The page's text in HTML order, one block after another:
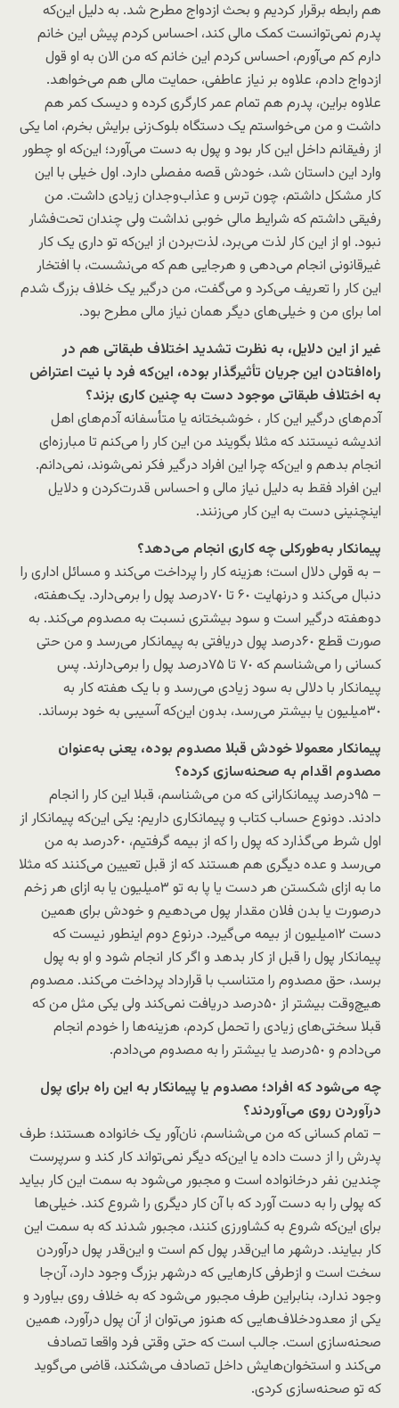
هم رابطه برقرار کردیم و بحث ازدواج مطرح شد. به ‌دلیل این‌که
پدرم نمی‌توانست کمک مالی کند، احساس کردم پیش این خانم
دارم کم‌ می‌آورم، احساس کردم این خانم که من الان به او قول
ازدواج دادم، علاوه بر نیاز عاطفی، حمایت مالی هم می‌خواهد.
علاوه ‌براین، پدرم هم تمام عمر کارگری کرده و دیسک کمر هم
داشت و من می‌خواستم یک دستگاه بلوک‌زنی برایش بخرم، اما یکی
از رفیقانم داخل این کار بود و پول به دست می‌آورد؛ این‌که او چطور
وارد این داستان شد، خودش قصه مفصلی دارد. اول خیلی با این
کار مشکل داشتم، چون ترس و عذاب‌وجدان زیادی داشت. من
رفیقی داشتم که شرایط مالی خوبی نداشت ولی چندان تحت‌فشار
نبود. او از این کار لذت می‌برد، لذت‌بردن از این‌که تو داری یک کار
غیرقانونی انجام می‌دهی و هرجایی هم که می‌نشست، با افتخار
این کار را تعریف می‌کرد و می‌گفت، من درگیر یک خلاف بزرگ شدم
اما برای من و خیلی‌های دیگر همان نیاز مالی مطرح بود.
غیر از این دلایل، به‌ نظرت تشدید اختلاف طبقاتی هم در
راه‌افتادن این جریان تأثیرگذار بوده، این‌که فرد با نیت اعتراض
به اختلاف طبقاتی موجود دست به چنین کاری بزند؟
آدم‌های درگیر این کار ، خوشبختانه یا متأسفانه آدم‌های اهل
اندیشه نیستند که مثلا بگویند من این کار را می‌کنم تا مبارزه‌ای
انجام بدهم و این‌که چرا این افراد درگیر فکر نمی‌شوند، نمی‌دانم.
این افراد فقط به دلیل نیاز مالی و احساس قدرت‌کردن و دلایل
اینچنینی دست به این کار می‌زنند.
پیمانکار به‌طورکلی چه کاری انجام می‌دهد؟
– به ‌قولی دلال است؛ هزینه کار را پرداخت می‌کند و مسائل اداری را
دنبال می‌کند و درنهایت ۶٠ تا ٧٠‌درصد پول را برمی‌دارد. یک‌هفته،
دوهفته درگیر است و سود بیشتری نسبت به مصدوم می‌کند. به
صورت قطع ۶٠درصد پول دریافتی به پیمانکار می‌رسد و من حتی
کسانی را می‌شناسم که ٧٠ تا ٧۵‌درصد پول را برمی‌دارند. پس
پیمانکار با دلالی به سود زیادی می‌رسد و با یک هفته کار به
٣٠‌میلیون یا بیشتر می‌رسد، بدون این‌که آسیبی به خود برساند.
پیمانکار معمولا خودش قبلا مصدوم بوده، یعنی به‌عنوان
مصدوم اقدام به صحنه‌سازی کرده؟
– ٩۵‌درصد پیمانکارانی که من می‌شناسم، قبلا این کار را انجام
دادند. دونوع حساب کتاب و پیمانکاری داریم: یکی این‌که پیمانکار از
اول شرط می‌گذارد که پول را که از بیمه گرفتیم، ۶٠درصد به من
می‌رسد و عده دیگری هم هستند که از قبل تعیین می‌کنند که مثلا
ما به ‌ازای شکستن هر دست یا پا به تو ٣میلیون یا به ازای هر زخم
درصورت یا بدن فلان مقدار پول می‌دهیم و خودش برای همین
دست ١٢‌میلیون از بیمه می‌گیرد. درنوع دوم اینطور نیست که
پیمانکار پول را قبل از کار بدهد و اگر کار انجام شود و او به پول
برسد، حق مصدوم را متناسب با قرارداد پرداخت می‌کند. مصدوم
هیچ‌وقت بیشتر از ۵٠‌درصد دریافت نمی‌کند ولی یکی مثل من که
قبلا سختی‌های زیادی را تحمل کردم، هزینه‌ها را خودم انجام
می‌دادم و ۵٠درصد یا بیشتر را به مصدوم می‌دادم.
چه می‌شود که افراد؛ مصدوم یا پیمانکار به این راه برای پول
درآوردن روی می‌آوردند؟
– تمام کسانی که من می‌شناسم، نان‌آور یک خانواده هستند؛ طرف
پدرش را از دست داده یا این‌که دیگر نمی‌تواند کار کند و سرپرست
چندین نفر درخانواده است و مجبور می‌شود به سمت این کار بیاید
که پولی را به دست آورد که با آن کار دیگری را شروع کند. خیلی‌ها
برای این‌که شروع به کشاورزی کنند، مجبور شدند که به سمت این
کار بیایند. درشهر ما این‌قدر پول کم است و این‌قدر پول‌ درآوردن
سخت است و ازطرفی کارهایی که درشهر بزرگ وجود دارد، آن‌جا
وجود ندارد، بنابراین طرف مجبور می‌شود که به خلاف روی بیاورد و
یکی از معدودخلاف‌هایی که هنوز می‌توان از آن پول درآورد، همین
صحنه‌سازی است. جالب است که حتی وقتی فرد واقعا تصادف
می‌کند و استخوان‌هایش داخل تصادف می‌شکند، قاضی می‌گوید
که تو صحنه‌سازی کردی.